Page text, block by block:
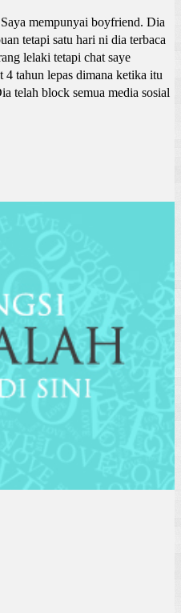
mempunyai boyfriend. Dia
tetapi satu hari ni dia terbaca
lelaki tetapi chat saye
4 tahun lepas dimana ketika itu
telah block semua media sosial